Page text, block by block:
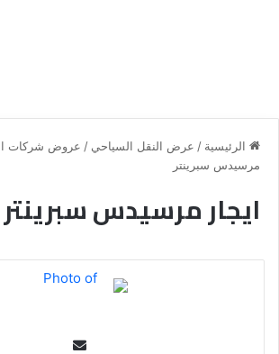
الرئيسية / عرض النقل السياحي / عروض شركات
مرسيدس سبرينتر
ايجار مرسيدس سبرينتر